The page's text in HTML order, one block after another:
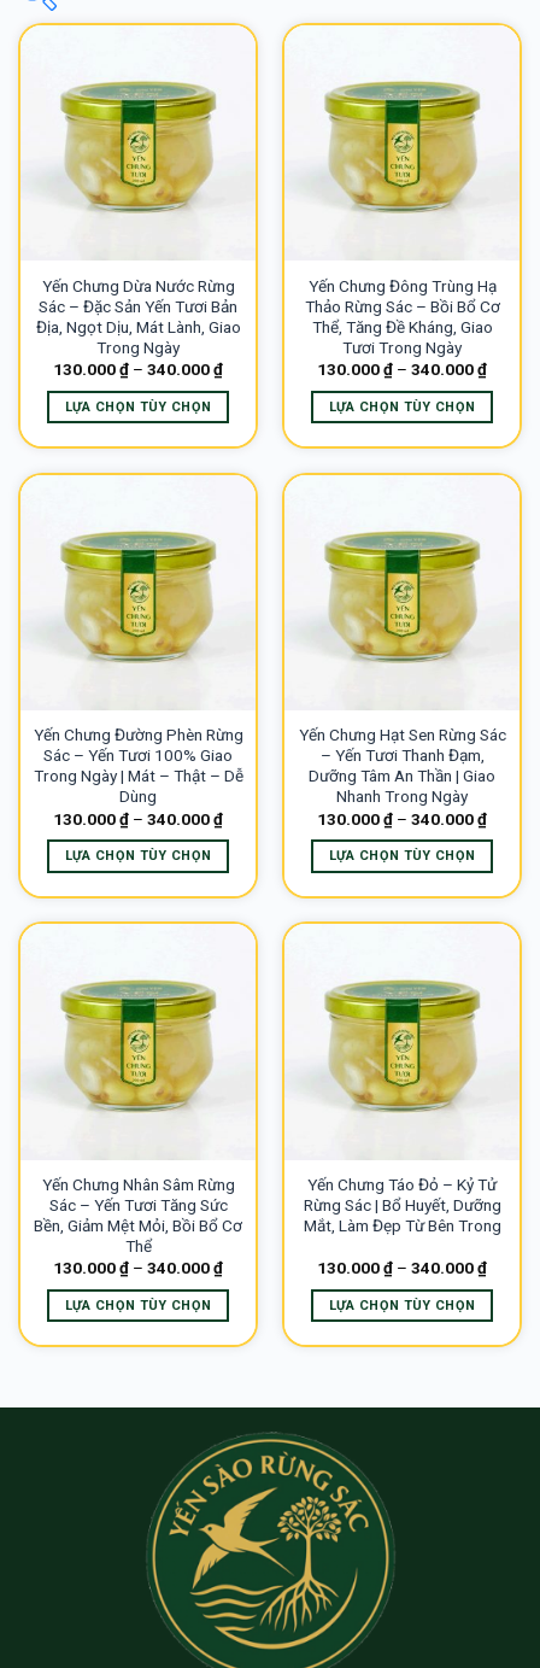
0₫-100.000
100.000₫-
300.000₫-500.000₫
Yến Chưng Dừa Nước Rừng
Sác – Đặc Sản Yến Tươi Bản
Địa, Ngọt Dịu, Mát Lành, Giao
Trong Ngày
130.000₫ – 340.000₫
LỰA CHỌN TÙY CHỌN
nhiều
biến
thể.
Các
tùy
chọn
thể
được
chọn
trang
sản
phẩm
Yến Chưng Đông Trùng Hạ
Thảo Rừng Sác – Bồi Bổ Cơ
Thể, Tăng Đề Kháng, Giao
Tươi Trong Ngày
130.000₫ – 340.000₫
LỰA CHỌN TÙY CHỌN
nhiều
biến
thể.
Các
tùy
chọn
thể
được
chọn
trang
sản
phẩm
Yến Chưng Đường Phèn Rừng
Sác – Yến Tươi 100% Giao
Trong Ngày | Mát – Thật – Dễ
Dùng
130.000₫ – 340.000₫
LỰA CHỌN TÙY CHỌN
nhiều
biến
thể.
Các
tùy
chọn
thể
được
chọn
trên
trang
sản
phẩm
Yến Chưng Hạt Sen Rừng Sác
– Yến Tươi Thanh Đạm,
Dưỡng Tâm An Thần | Giao
Nhanh Trong Ngày
130.000₫ – 340.000₫
LỰA CHỌN TÙY CHỌN
nhiều
biến
thể.
Các
tùy
chọn
thể
được
chọn
trang
sản
phẩm
Yến Chưng Nhân Sâm Rừng
Sác – Yến Tươi Tăng Sức
Bền, Giảm Mệt Mỏi, Bồi Bổ Cơ
Thể
130.000₫ – 340.000₫
LỰA CHỌN TÙY CHỌN
có
Các
tùy
chọn
có
thể
được
Yến Chưng Táo Đỏ – Kỷ Tử
Rừng Sác | Bổ Huyết, Dưỡng
Mắt, Làm Đẹp Từ Bên Trong
130.000₫ – 340.000₫
LỰA CHỌN TÙY CHỌN
có